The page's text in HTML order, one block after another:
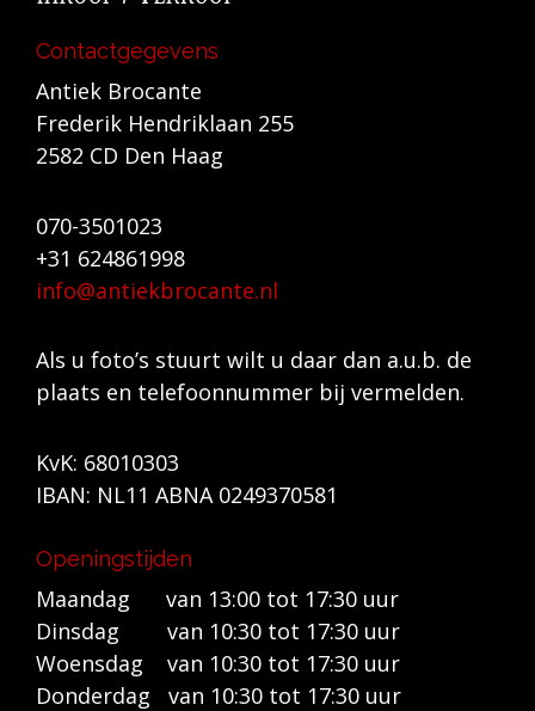
Contactgegevens
Antiek Brocante
Frederik Hendriklaan 255
2582 CD Den Haag
070-3501023
+31 624861998
info@antiekbrocante.nl
Als u foto’s stuurt wilt u daar dan a.u.b. de
plaats en telefoonnummer bij vermelden.
KvK: 68010303
IBAN: NL11 ABNA 0249370581
Openingstijden
Maandag van 13:00 tot 17:30 uur
Dinsdag van 10:30 tot 17:30 uur
Woensdag van 10:30 tot 17:30 uur
Donderdag van 10:30 tot 17:30 uur